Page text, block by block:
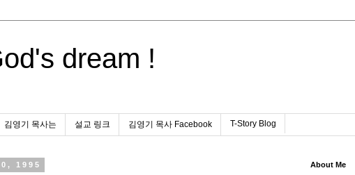
dream !
김영기 목사는 설교 링크 김영기 목사 Facebook T-Story Blog
1995 About Me